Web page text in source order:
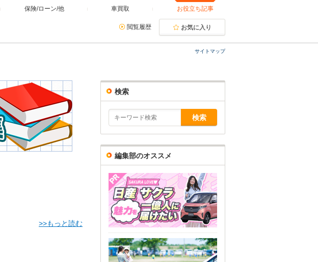
保険/ローン/他 車買取 お役立ち記事
閲覧履歴 お気に入り
サイトマップ
>>もっと読む
検索
編集部のオススメ